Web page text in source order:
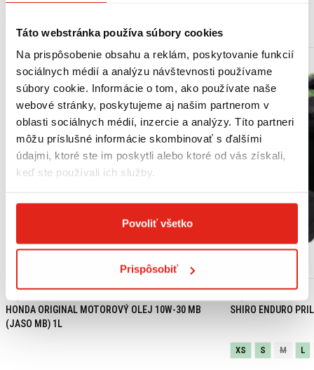
Táto webstránka používa súbory cookies
Na prispôsobenie obsahu a reklám, poskytovanie funkcií
sociálnych médií a analýzu návštevnosti používame
súbory cookie. Informácie o tom, ako používate naše
webové stránky, poskytujeme aj našim partnerom v
oblasti sociálnych médií, inzercie a analýzy. Títo partneri
môžu príslušné informácie skombinovať s ďalšími
údajmi, ktoré ste im poskytli alebo ktoré od vás získali,
keď ste používali ich služby.
Povoliť všetko
Prispôsobiť
18,15 €
HONDA ORIGINAL MOTOROVÝ OLEJ 10W-30 MB
(JASO MB) 1L
SHIRO ENDURO
XS S M L